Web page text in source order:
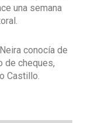
una semana
conocía de
de cheques,
Castillo.